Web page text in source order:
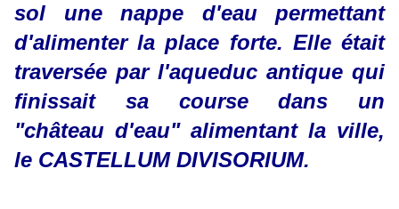
sol une nappe d'eau permettant
d'alimenter la place forte. Elle était
traversée par l'aqueduc antique qui
finissait sa course dans un
"château d'eau" alimentant la ville,
le CASTELLUM DIVISORIUM.